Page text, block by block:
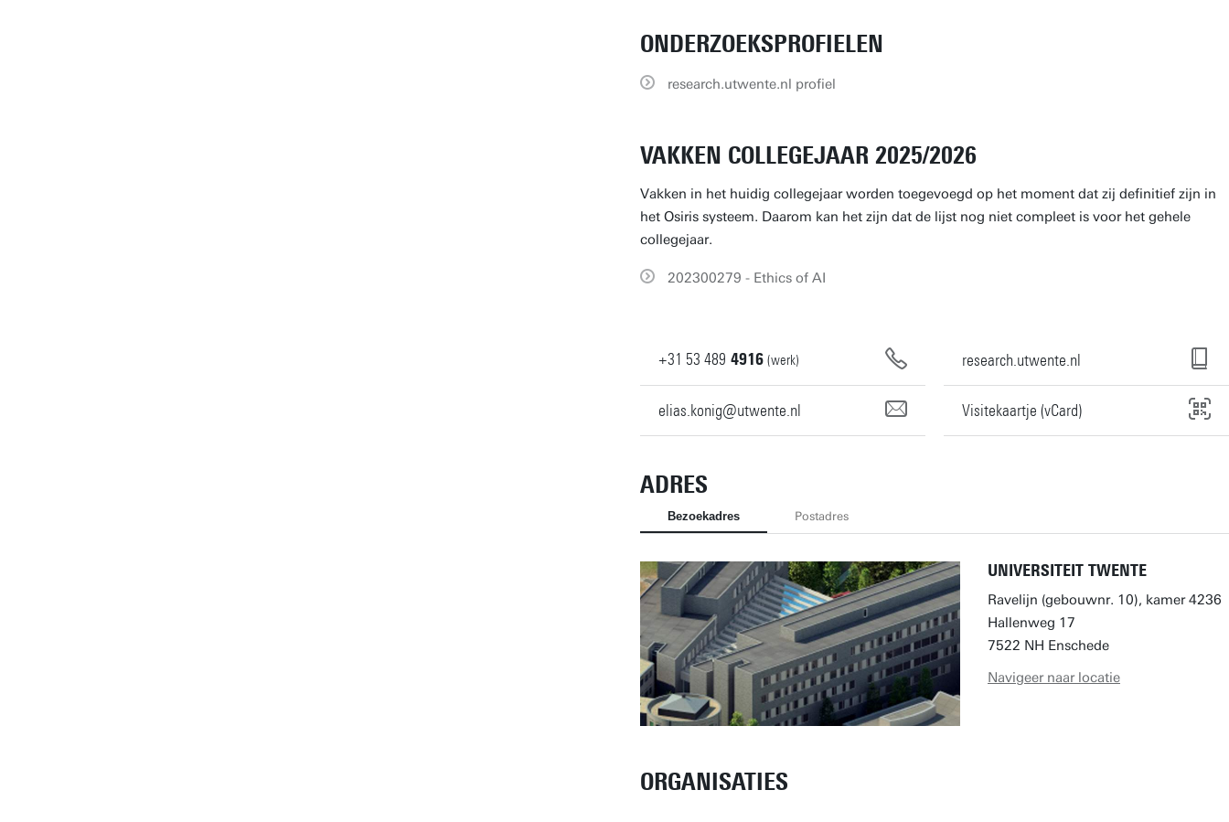
ONDERZOEKSPROFIELEN
research.utwente.nl profiel
VAKKEN COLLEGEJAAR 2025/2026
Vakken in het huidig collegejaar worden toegevoegd op het moment dat zij definitief zijn in
het Osiris systeem. Daarom kan het zijn dat de lijst nog niet compleet is voor het gehele
collegejaar.
202300279 - Ethics of AI
+31 53 489 4916 (werk)
elias.konig@utwente.nl
research.utwente.nl
Visitekaartje (vCard)
ADRES
Bezoekadres Postadres
UNIVERSITEIT TWENTE
Ravelijn (gebouwnr. 10), kamer 4236
Hallenweg 17
7522 NH Enschede
Navigeer naar locatie
ORGANISATIES